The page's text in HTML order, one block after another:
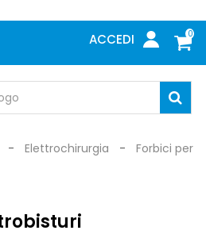
0
ACCEDI
Elettrochirurgia
Forbici per